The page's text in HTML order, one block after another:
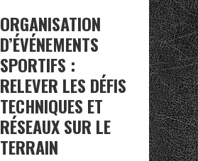
ORGANISATION
D’ÉVÉNEMENTS
SPORTIFS :
RELEVER LES DÉFIS
TECHNIQUES ET
RÉSEAUX SUR LE
TERRAIN